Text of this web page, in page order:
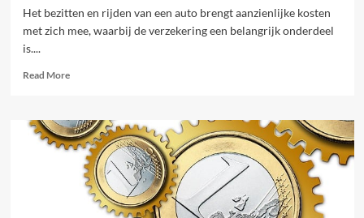
Het bezitten en rijden van een auto brengt aanzienlijke kosten
met zich mee, waarbij de verzekering een belangrijk onderdeel
is....
Read MoreRead
Tips
voor
het
afsluiten
van
goedkope